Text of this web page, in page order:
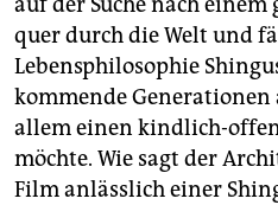
quer durch die Welt und
Lebensphilosophie
kommende
allem einen kindlich-
möchte. Wie sagt der
Film anlässlich einer